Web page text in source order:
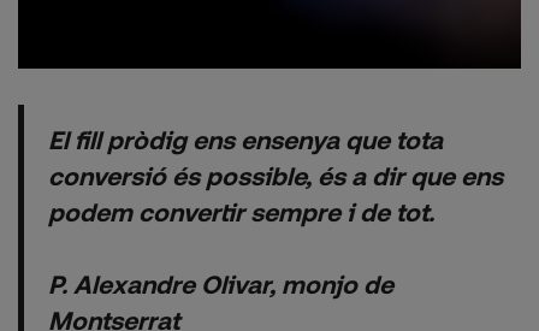
El fill pròdig ens ensenya que tota
conversió és possible, és a dir que ens
podem convertir sempre i de tot.
P. Alexandre Olivar, monjo de
Montserrat